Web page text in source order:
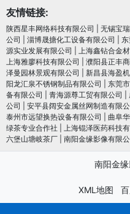
友情链接:
陕西星丰网络科技有限公司 无锡宝
公司
淄博晟搪化工设备有限公司
源实业发展有限公司
上海鑫钻合金
上海雅廖科技有限公司
濮阳县正丰
泽曼园林景观有限公司
新昌县海盈
阳龙汇泉不锈钢制品有限公司
东莞
备有限公司
青海源尊工贸有限公司
公司
安平县阔安金属丝网制造有限
泰州市远望换热设备有限公司
曲阜
绿茶专业合作社
上海锟泽医药科技
六堡山塘岐茶厂
南阳金缘影像有限
南阳金
XML地图